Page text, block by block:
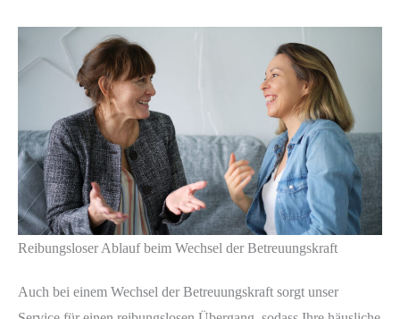
Reibungsloser Ablauf beim Wechsel der Betreuungskraft
Auch bei einem Wechsel der Betreuungskraft sorgt unser